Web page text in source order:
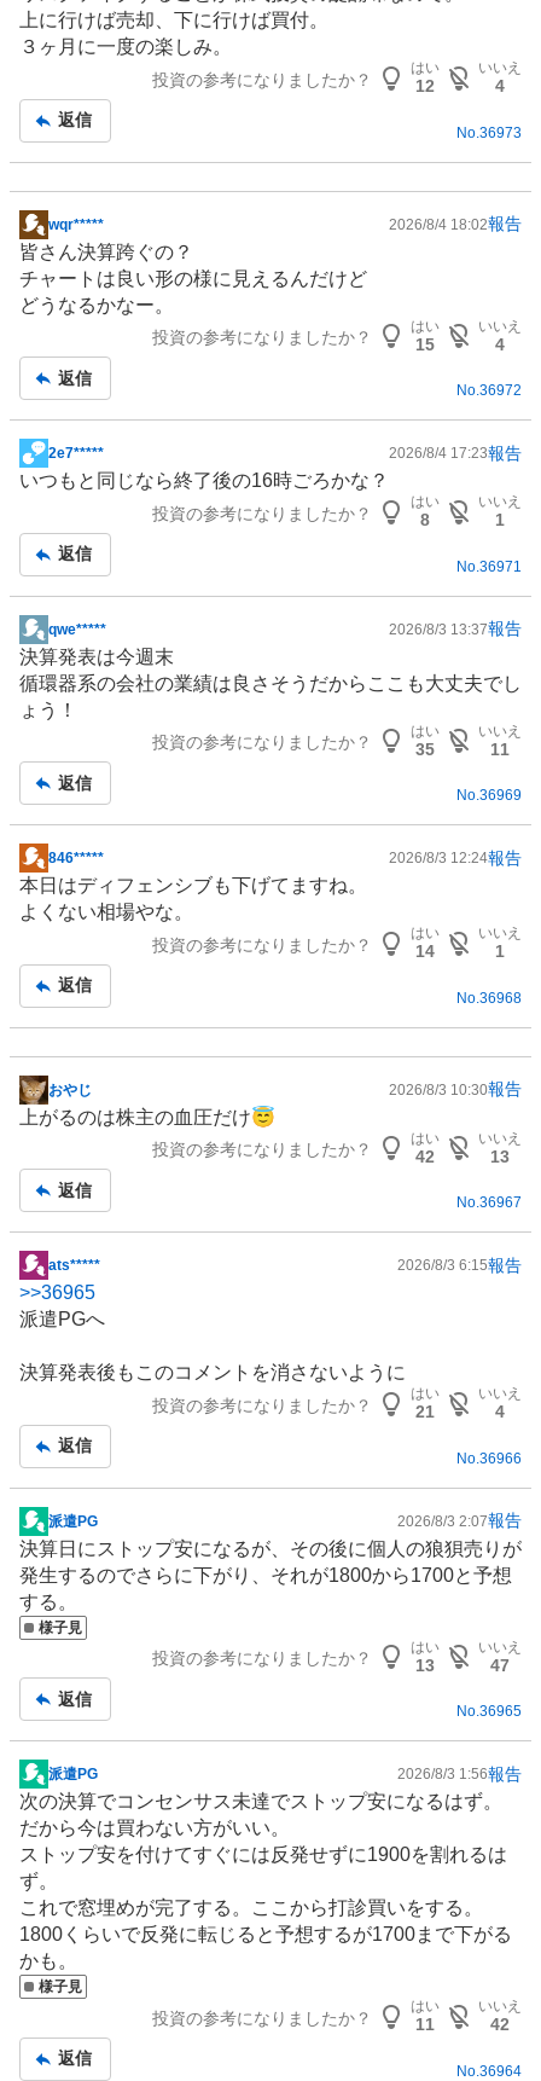
記
事
上に行けば売却、下に行けば買付。
３ヶ月に一度の楽しみ。
投資の参考になりましたか？
はい
12
いいえ
4
返信
No. 36973
掲
示
板
記
wqr***** 2026/8/4 18:02報告
皆さん決算跨ぐの？
チャートは良い形の様に見えるんだけど
どうなるかなー。
投資の参考になりましたか？
はい
15
いいえ
4
返信
No.36972
掲
示
事
2e7***** 2026/8/4 17:23報告
いつもと同じなら終了後の16時ごろかな？
投資の参考になりましたか？
はい
8
いいえ
1
返信
No. 36971
掲
示
板
記
qwe***** 2026/8/3 13:37報告
決算発表は今週末
循環器系の会社の業績は良さそうだからここも大丈夫でし
ょう！
投資の参考になりましたか？
はい
35
いいえ
11
返信
No.36969
掲
示
板
846***** 2026/8/3 12:24報告
本日はディフェンシブも下げてますね。
よくない相場やな。
投資の参考になりましたか？
はい
14
いいえ
1
返信
No. 36968
掲
示
事
おやじ 2026/8/3 10:30報告
上がるのは株主の血圧だけ😇
投資の参考になりましたか？
はい
42
いいえ
13
返信
No.36967
掲
示
板
事
ats***** 2026/8/3 6:15報告
>>36965
派遣PGへ
決算発表後もこのコメントを消さないように
投資の参考になりましたか？
はい
21
いいえ
4
返信
No. 36966
掲
示
板
記
事
派遣PG 2026/8/3 2:07報告
決算日にストップ安になるが、その後に個人の狼狽売りが
発生するのでさらに下がり、それが1800から1700と予想
する。
様子見
投資の参考になりましたか？
はい
13
いいえ
47
返信
No.36965
掲
示
板
記
事
派遣PG 2026/8/3 1:56報告
次の決算でコンセンサス未達でストップ安になるはず。
だから今は買わない方がいい。
ストップ安を付けてすぐには反発せずに1900を割れるは
ず。
これで窓埋めが完了する。ここから打診買いをする。
1800くらいで反発に転じると予想するが1700まで下がる
かも。
様子見
投資の参考になりましたか？
はい
11
いいえ
42
返信
No. 36964